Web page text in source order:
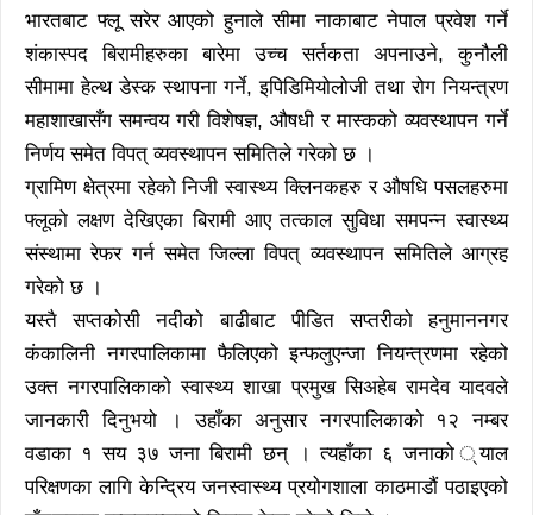
भारतबाट फ्लू सरेर आएको हुनाले सीमा नाकाबाट नेपाल प्रवेश गर्ने
शंकास्पद बिरामीहरुका बारेमा उच्च सर्तकता अपनाउने, कुनौली
सीमामा हेल्थ डेस्क स्थापना गर्ने, इपिडिमियोलोजी तथा रोग नियन्त्रण
महाशाखासँग समन्वय गरी विशेषज्ञ, औषधी र मास्कको व्यवस्थापन गर्ने
निर्णय समेत विपत् व्यवस्थापन समितिले गरेको छ ।
ग्रामिण क्षेत्रमा रहेको निजी स्वास्थ्य क्लिनकहरु र औषधि पसलहरुमा
फ्लूको लक्षण देखिएका बिरामी आए तत्काल सुविधा समपन्न स्वास्थ्य
संस्थामा रेफर गर्न समेत जिल्ला विपत् व्यवस्थापन समितिले आग्रह
गरेको छ ।
यस्तै सप्तकोसी नदीको बाढीबाट पीडित सप्तरीको हनुमाननगर
कंकालिनी नगरपालिकामा फैलिएको इन्फलुएन्जा नियन्त्रणमा रहेको
उक्त नगरपालिकाको स्वास्थ्य शाखा प्रमुख सिअहेब रामदेव यादवले
जानकारी दिनुभयो । उहाँका अनुसार नगरपालिकाको १२ नम्बर
वडाका १ सय ३७ जना बिरामी छन् । त्यहाँका ६ जनाको ्याल
परिक्षणका लागि केन्द्रिय जनस्वास्थ्य प्रयोगशाला काठमाडौं पठाइएको